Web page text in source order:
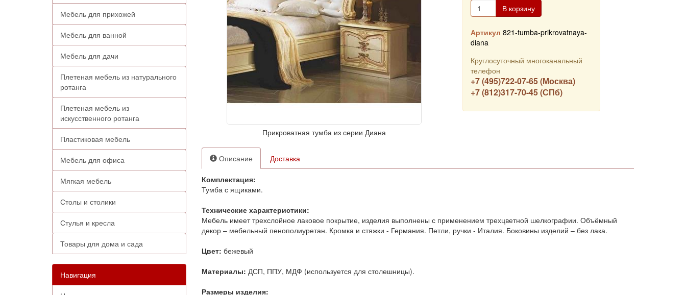
Мебель для прихожей
Мебель для ванной
Мебель для дачи
Плетеная мебель из натурального
ротанга
Плетеная мебель из
искусственного ротанга
Пластиковая мебель
Мебель для офиса
Мягкая мебель
Столы и столики
Стулья и кресла
Товары для дома и сада
Навигация
Прикроватная тумба из серии Диана
В корзину
Артикул 821-tumba-prikrovatnaya-
diana
Круглосуточный многоканальный
телефон
+7 (495)722-07-65 (Москва)
+7 (812)317-70-45 (СПб)
Описание Доставка
Комплектация:
Тумба с ящиками.
Технические характеристики:
Мебель имеет трехслойное лаковое покрытие, изделия выполнены с применением трехцветной шелкографии. Объёмный
декор – мебельный пенополиуретан. Кромка и стяжки - Германия. Петли, ручки - Италия. Боковины изделий – без лака.
Цвет: бежевый
Материалы: ДСП, ППУ, МДФ (используется для столешницы).
Размеры изделия: